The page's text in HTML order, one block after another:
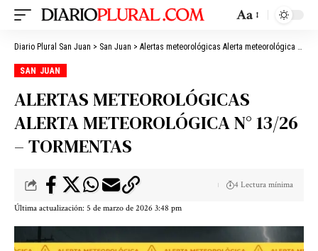
Aa
Diario Plural San Juan > San Juan > Alertas meteorológicas Alerta meteorológica N° 13/26 – Tormentas
SAN JUAN
ALERTAS METEOROLÓGICAS
ALERTA METEOROLÓGICA N° 13/26
– TORMENTAS
Última actualización: 5 de marzo de 2026 3:48 pm
4 Lectura mínima